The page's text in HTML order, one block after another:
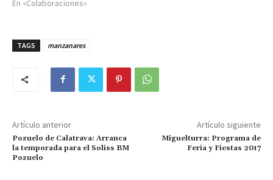
En «Colaboraciones»
TAGS manzanares
Artículo anterior
Pozuelo de Calatrava: Arranca
la temporada para el Soliss BM
Pozuelo
Artículo siguiente
Miguelturra: Programa de
Feria y Fiestas 2017